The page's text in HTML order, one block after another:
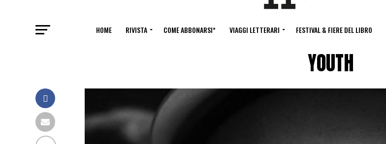
HOME RIVISTA COME ABBONARSI* VIAGGI LETTERARI FESTIVAL & FIERE DEL LIBRO
YOUTH